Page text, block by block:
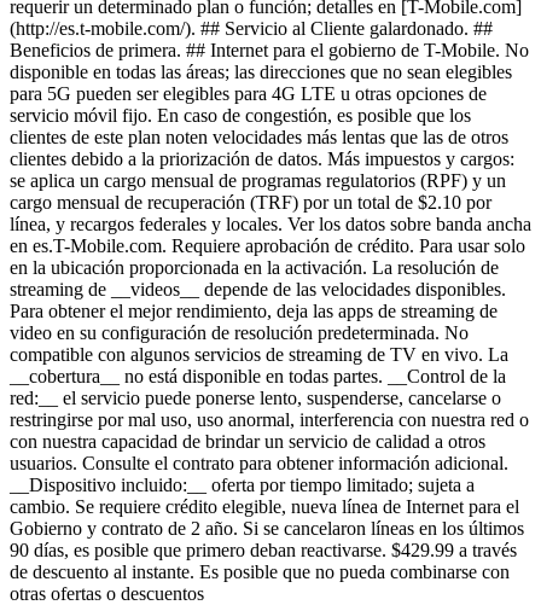
requerir un determinado plan o función; detalles en [T-Mobile.com]
(http://es.t-mobile.com/). ## Servicio al Cliente galardonado. ##
Beneficios de primera. ## Internet para el gobierno de T-Mobile. No
disponible en todas las áreas; las direcciones que no sean elegibles
para 5G pueden ser elegibles para 4G LTE u otras opciones de
servicio móvil fijo. En caso de congestión, es posible que los
clientes de este plan noten velocidades más lentas que las de otros
clientes debido a la priorización de datos. Más impuestos y cargos:
se aplica un cargo mensual de programas regulatorios (RPF) y un
cargo mensual de recuperación (TRF) por un total de $2.10 por
línea, y recargos federales y locales. Ver los datos sobre banda ancha
en es.T-Mobile.com. Requiere aprobación de crédito. Para usar solo
en la ubicación proporcionada en la activación. La resolución de
streaming de __videos__ depende de las velocidades disponibles.
Para obtener el mejor rendimiento, deja las apps de streaming de
video en su configuración de resolución predeterminada. No
compatible con algunos servicios de streaming de TV en vivo. La
__cobertura__ no está disponible en todas partes. __Control de la
red:__ el servicio puede ponerse lento, suspenderse, cancelarse o
restringirse por mal uso, uso anormal, interferencia con nuestra red o
con nuestra capacidad de brindar un servicio de calidad a otros
usuarios. Consulte el contrato para obtener información adicional.
__Dispositivo incluido:__ oferta por tiempo limitado; sujeta a
cambio. Se requiere crédito elegible, nueva línea de Internet para el
Gobierno y contrato de 2 año. Si se cancelaron líneas en los últimos
90 días, es posible que primero deban reactivarse. $429.99 a través
de descuento al instante. Es posible que no pueda combinarse con
otras ofertas o descuentos